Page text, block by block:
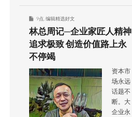
9点 编辑精选好文
林总周记─企业家匠人精神
追求极致 创造价值路上永
不停竭
资本市
场永远
话题不
断。大
企业永